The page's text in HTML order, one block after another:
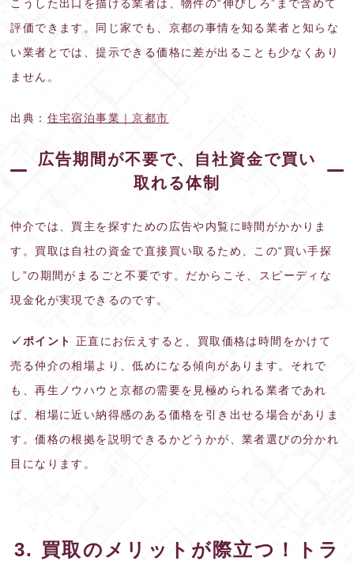
こうした出口を描ける業者は、物件の“伸びしろ”まで含めて
評価できます。同じ家でも、京都の事情を知る業者と知らな
い業者とでは、提示できる価格に差が出ることも少なくあり
ません。
出典： 住宅宿泊事業｜京都市
広告期間が不要で、自社資金で買い
取れる体制
仲介では、買主を探すための広告や内覧に時間がかかりま
す。買取は自社の資金で直接買い取るため、この“買い手探
し”の期間がまるごと不要です。だからこそ、スピーディな
現金化が実現できるのです。
✓ポイント 正直にお伝えすると、買取価格は時間をかけて
売る仲介の相場より、低めになる傾向があります。それで
も、再生ノウハウと京都の需要を見極められる業者であれ
ば、相場に近い納得感のある価格を引き出せる場合がありま
す。価格の根拠を説明できるかどうかが、業者選びの分かれ
目になります。
3. 買取のメリットが際立つ！トラ